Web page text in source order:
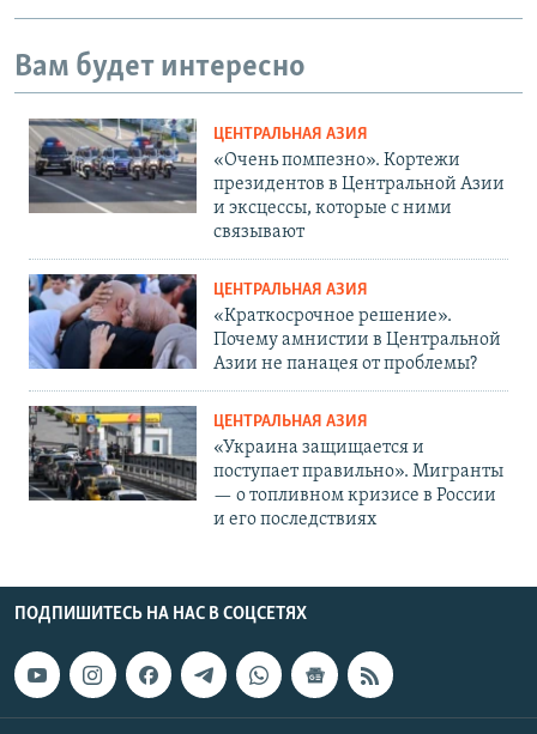
Вам будет интересно
ЦЕНТРАЛЬНАЯ АЗИЯ
«Очень помпезно». Кортежи
президентов в Центральной Азии
и эксцессы, которые с ними
связывают
ЦЕНТРАЛЬНАЯ АЗИЯ
«Краткосрочное решение».
Почему амнистии в Центральной
Азии не панацея от проблемы?
ЦЕНТРАЛЬНАЯ АЗИЯ
«Украина защищается и
поступает правильно». Мигранты
— о топливном кризисе в России
и его последствиях
ПОДПИШИТЕСЬ НА НАС В СОЦСЕТЯХ